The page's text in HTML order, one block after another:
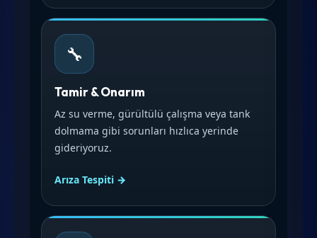
🔧
Tamir & Onarım
Az su verme, gürültülü çalışma veya tank
dolmama gibi sorunları hızlıca yerinde
gideriyoruz.
Arıza Tespiti →